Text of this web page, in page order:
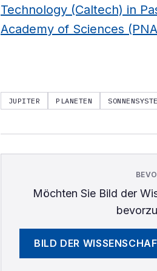
Technology (Caltech) in
Academy of Sciences
JUPITER PLANETEN
Möchten Sie Bild der
BILD DER